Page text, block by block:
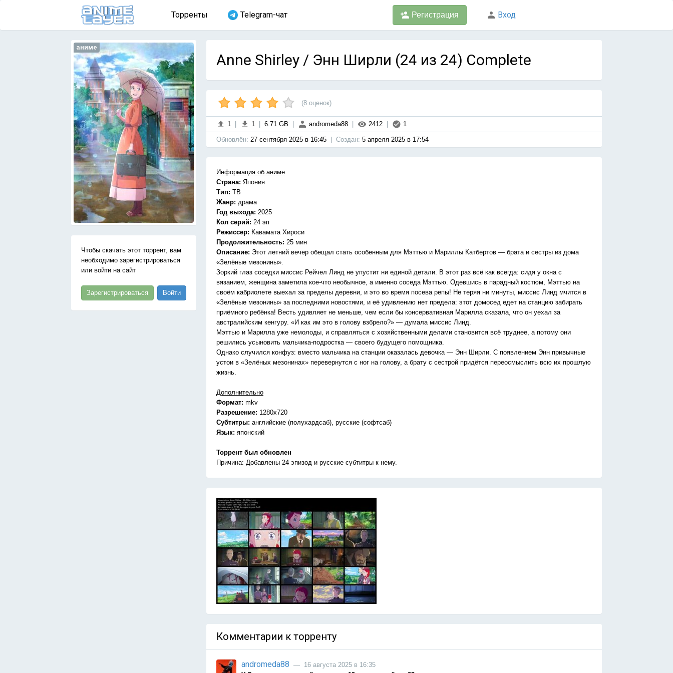
Торренты Telegram-чат Регистрация Вход
аниме
Чтобы скачать этот торрент, вам
необходимо зарегистрироваться
или войти на сайт
Зарегистрироваться Войти
Anne Shirley / Энн Ширли (24 из 24) Complete
(8 оценок)
1 1 6.71 GB andromeda88 2412 1
Обновлён: 27 сентября 2025 в 16:45 Cоздан: 5 апреля 2025 в 17:54
Информация об аниме
Страна: Япония
Тип: ТВ
Жанр: драма
Год выхода: 2025
Кол серий: 24 эп
Режиссер: Кавамата Хироси
Продолжительность: 25 мин
Описание: Этот летний вечер обещал стать особенным для Мэттью и Мариллы Катбертов — брата и сестры из дома
«Зелёные мезонины».
Зоркий глаз соседки миссис Рейчел Линд не упустит ни единой детали. В этот раз всё как всегда: сидя у окна с
вязанием, женщина заметила кое-что необычное, а именно соседа Мэттью. Одевшись в парадный костюм, Мэттью на
своём кабриолете выехал за пределы деревни, и это во время посева репы! Не теряя ни минуты, миссис Линд мчится в
«Зелёные мезонины» за последними новостями, и её удивлению нет предела: этот домосед едет на станцию забирать
приёмного ребёнка! Весть удивляет не меньше, чем если бы консервативная Марилла сказала, что он уехал за
австралийским кенгуру. «И как им это в голову взбрело?» — думала миссис Линд.
Мэттью и Марилла уже немолоды, и справляться с хозяйственными делами становится всё труднее, а потому они
решились усыновить мальчика-подростка — своего будущего помощника.
Однако случился конфуз: вместо мальчика на станции оказалась девочка — Энн Ширли. С появлением Энн привычные
устои в «Зелёных мезонинах» перевернутся с ног на голову, а брату с сестрой придётся переосмыслить всю их прошлую
жизнь.
Дополнительно
Формат: mkv
Разрешение: 1280x720
Субтитры: английские (полухардсаб), русские (софтсаб)
Язык: японский
Торрент был обновлен
Причина: Добавлены 24 эпизод и русские субтитры к нему.
Комментарии к торренту
andromeda88 — 16 августа 2025 в 16:35